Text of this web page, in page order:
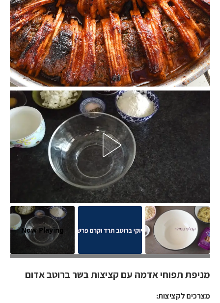
מניפת תפוחי אדמה עם קציצות בשר ברוטב אדום
Now Playing
מניפת תפוחי אדמה עם קציצות בשר ברוטב אדום
מצרכים לקציצות: